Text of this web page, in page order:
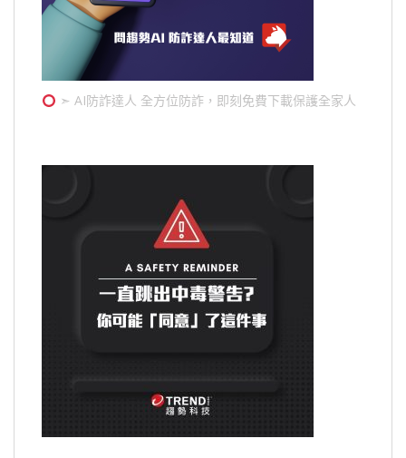
➣ AI防詐達人 全方位防詐，即刻免費下載保護全家人